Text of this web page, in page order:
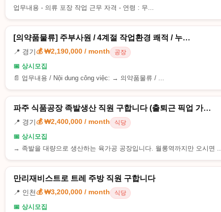
업무내용 - 의류 포장 작업 근무 자격 - 연령 : 무...
[의약품물류] 주부사원 / 4계절 작업환경 쾌적 / 누…
📍 경기💰 ₩2,190,000 / month 공장
📅 상시모집
📄 업무내용 / Nội dung công việc: → 의약품물류 / ...
파주 식품공장 족발생산 직원 구합니다 (출퇴근 픽업 가…
📍 경기💰 ₩2,400,000 / month 식당
📅 상시모집
→ 족발을 대량으로 생산하는 육가공 공장입니다. 월롱역까지만 오시면
만리재비스트로 트레 주방 직원 구합니다
📍 인천💰 ₩3,200,000 / month 식당
📅 상시모집